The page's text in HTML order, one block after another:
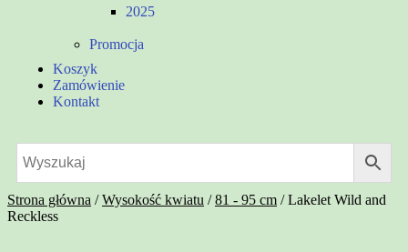
2025
Promocja
Koszyk
Zamówienie
Kontakt
Strona główna /Wysokość kwiatu /81 - 95 cm /Lakelet Wild and
Reckless